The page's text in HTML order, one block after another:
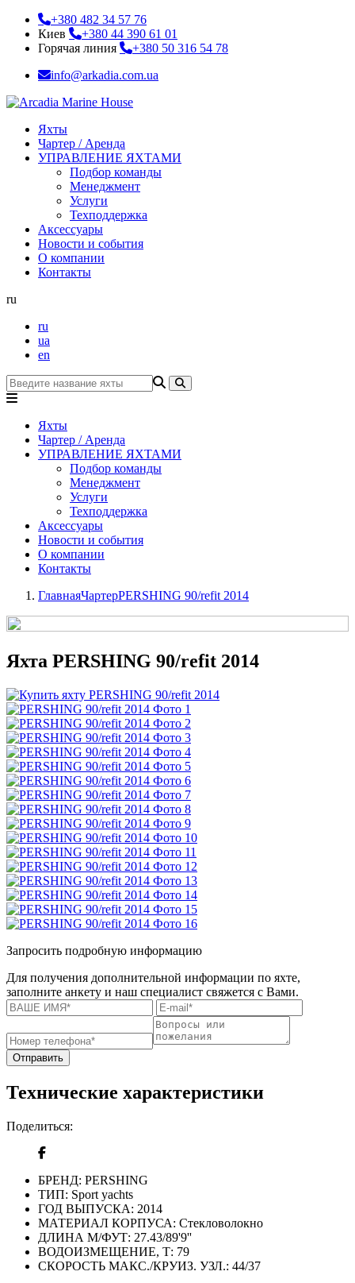
+380 482 34 57 76
Киев
+380 44 390 61 01
Горячая линия
+380 50 316 54 78
info@arkadia.com.ua
Яхты
Чартер / Аренда
УПРАВЛЕНИЕ ЯХТАМИ
Подбор команды
Менеджмент
Услуги
Техподдержка
Аксессуары
Новости и события
О компании
Контакты
ru
ru
ua
en
Яхты
Чартер / Аренда
УПРАВЛЕНИЕ ЯХТАМИ
Подбор команды
Менеджмент
Услуги
Техподдержка
Аксессуары
Новости и события
О компании
Контакты
ГлавнаяЧартерPERSHING 90/refit 2014
Яхта PERSHING 90/refit 2014
Запросить подробную информацию
Для получения дополнительной информации по яхте,
заполните анкету и наш специалист свяжется с Вами.
Отправить
Технические характеристики
Поделиться:
БРЕНД: PERSHING
ТИП: Sport yachts
ГОД ВЫПУСКА: 2014
МАТЕРИАЛ КОРПУСА: Стекловолокно
ДЛИНА М/ФУТ: 27.43/89'9''
ВОДОИЗМЕЩЕНИЕ, Т: 79
СКОРОСТЬ МАКС./КРУИЗ. УЗЛ.: 44/37